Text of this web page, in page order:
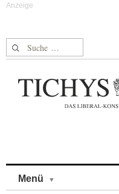
Suche nach:
Menü